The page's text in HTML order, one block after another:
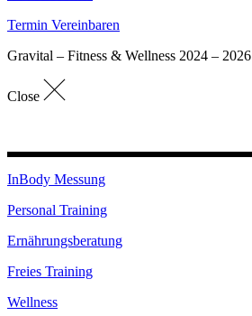
Termin Vereinbaren
Gravital – Fitness & Wellness 2024 – 2026
Close
InBody Messung
Personal Training
Ernährungsberatung
Freies Training
Wellness